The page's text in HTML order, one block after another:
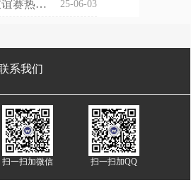
燃动青春，迎“篮”而上 | 我校篮球友谊赛热血开赛 25-06-03
系我们
扫一扫加QQ
扫一扫加微信